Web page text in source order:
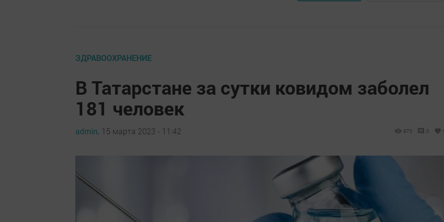
ЗДРАВООХРАНЕНИЕ
В Татарстане за сутки ковидом заболел
181 человек
admin, 15 марта 2023 - 11:42 970 0